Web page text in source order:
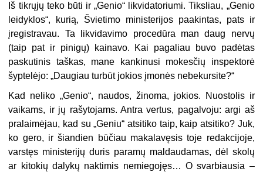
Iš tikrųjų teko būti ir „Genio“ likvidatoriumi. Tiksliau, „Genio
leidyklos“, kurią, Švietimo ministerijos paakintas, pats ir
įregistravau. Ta likvidavimo procedūra man daug nervų
(taip pat ir pinigų) kainavo. Kai pagaliau buvo padėtas
paskutinis taškas, mane kankinusi mokesčių inspektorė
šyptelėjo: „Daugiau turbūt jokios įmonės nebekursite?“
Kad neliko „Genio“, naudos, žinoma, jokios. Nuostolis ir
vaikams, ir jų rašytojams. Antra vertus, pagalvoju: argi aš
pralaimėjau, kad su „Geniu“ atsitiko taip, kaip atsitiko? Juk,
ko gero, ir šiandien būčiau makalavęsis toje redakcijoje,
varstęs ministerijų duris paramų maldaudamas, dėl skolų
ar kitokių dalykų naktimis nemiegojęs… O svarbiausia –